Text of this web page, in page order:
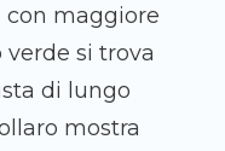
con maggiore
si trova
di lungo
mostra